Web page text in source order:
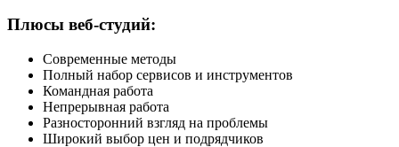
Плюсы веб-студий:
Современные методы
Полный набор сервисов и инструментов
Командная работа
Непрерывная работа
Разносторонний взгляд на проблемы
Широкий выбор цен и подрядчиков